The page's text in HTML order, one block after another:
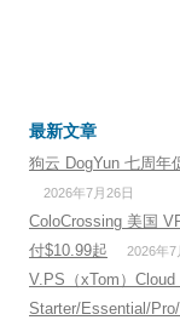
最新文章
狗云 DogYun 七周年
2026年7月26日
ColoCrossing 美国
付$10.99起
2026年7
V.PS（xTom）
Starter/Essential/